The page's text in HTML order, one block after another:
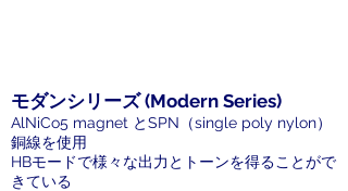
モダンシリーズ (Modern Series)
AlNiCo5 magnet とSPN（single poly nylon）
銅線を使用
HBモードで様々な出力とトーンを得ることがで
きている